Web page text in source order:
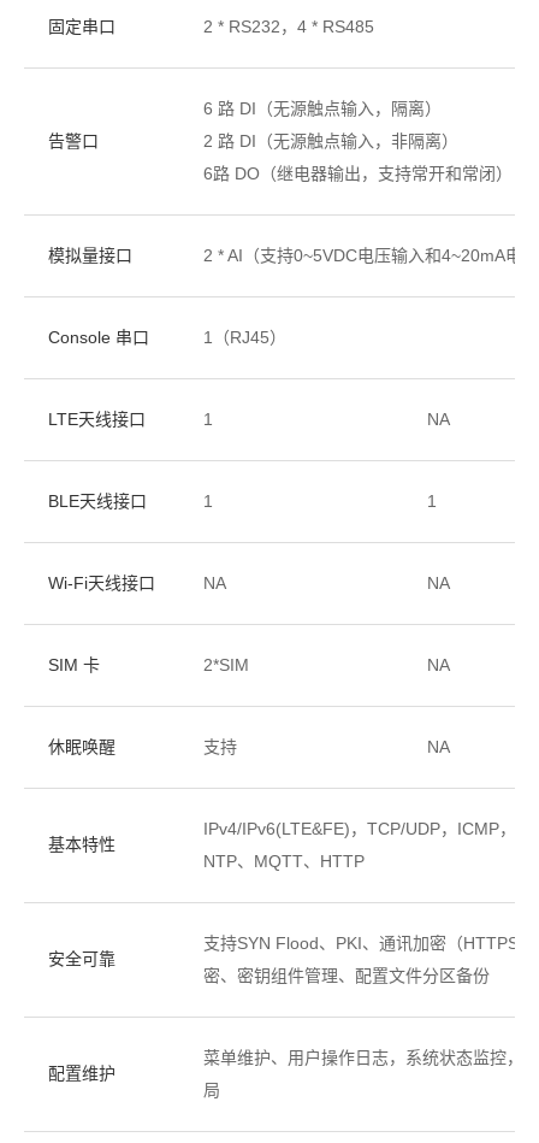
固定串口 2 * RS232，4 * RS485
告警口
6 路 DI（无源触点输入，隔离）
2 路 DI（无源触点输入，非隔离）
6路 DO（继电器输出，支持常开和常闭）
模拟量接口 2 * AI（支持0~5VDC电压输入和4~20mA电
Console 串口 1（RJ45）
LTE天线接口 1 NA
BLE天线接口 1 1
Wi-Fi天线接口 NA NA
SIM 卡 2*SIM NA
休眠唤醒 支持 NA
基本特性
IPv4/IPv6(LTE&FE)，TCP/UDP，ICMP，
NTP、MQTT、HTTP
安全可靠
支持SYN Flood、PKI、通讯加密（HTTPS
密、密钥组件管理、配置文件分区备份
配置维护
菜单维护、用户操作日志，系统状态监控，
局